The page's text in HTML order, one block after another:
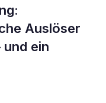
Auslöser
ein